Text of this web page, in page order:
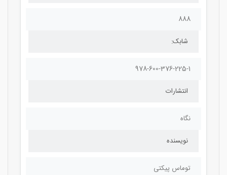
888
شابک:
978-600-376-225-1
انتشارات
نگاه
نویسنده
توماس پیکتی